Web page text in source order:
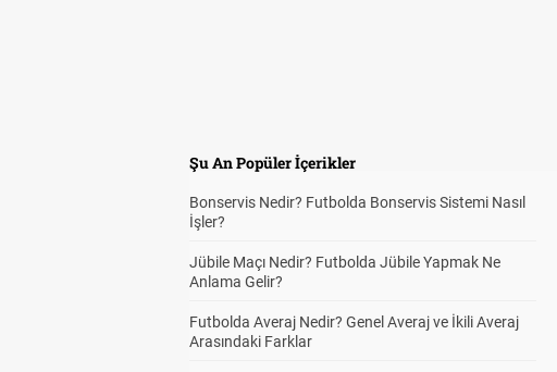
Şu An Popüler İçerikler
Bonservis Nedir? Futbolda Bonservis Sistemi Nasıl
İşler?
Jübile Maçı Nedir? Futbolda Jübile Yapmak Ne
Anlama Gelir?
Futbolda Averaj Nedir? Genel Averaj ve İkili Averaj
Arasındaki Farklar